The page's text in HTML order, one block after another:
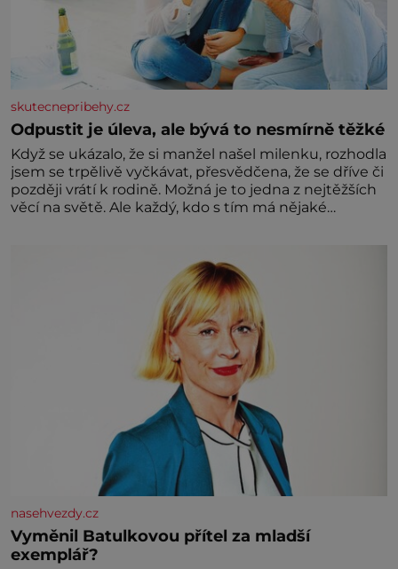
skutecnepribehy.cz
Odpustit je úleva, ale bývá to nesmírně těžké
Když se ukázalo, že si manžel našel milenku, rozhodla
jsem se trpělivě vyčkávat, přesvědčena, že se dříve či
později vrátí k rodině. Možná je to jedna z nejtěžších
věcí na světě. Ale každý, kdo s tím má nějaké
nasehvezdy.cz
Vyměnil Batulkovou přítel za mladší
exemplář?